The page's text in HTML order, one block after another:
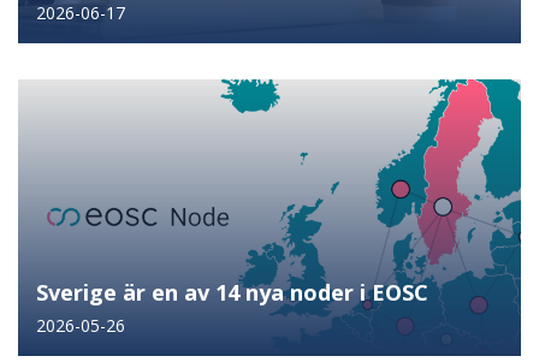
2026-06-17
Sverige är en av 14 nya noder i EOSC
2026-05-26